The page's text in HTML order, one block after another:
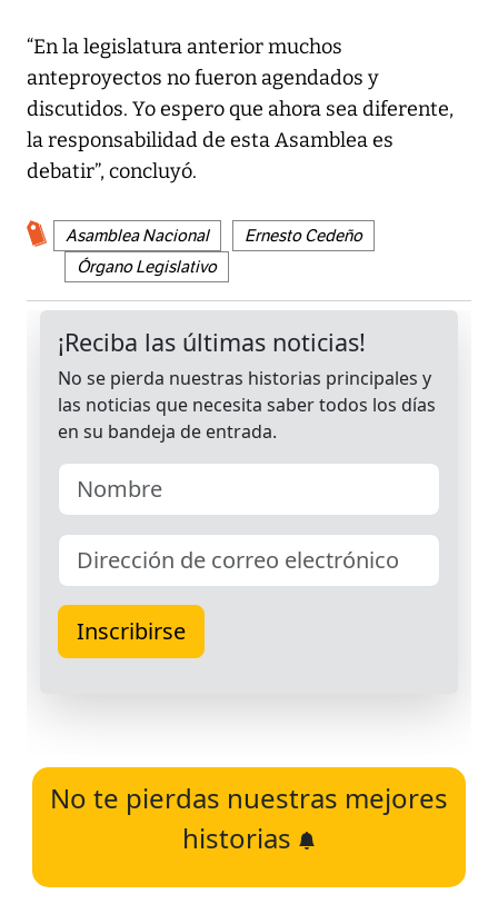
“En la legislatura anterior muchos
anteproyectos no fueron agendados y
discutidos. Yo espero que ahora sea diferente,
la responsabilidad de esta Asamblea es
debatir”, concluyó.
Asamblea Nacional
Ernesto Cedeño
Órgano Legislativo
No te pierdas nuestras mejores
historias